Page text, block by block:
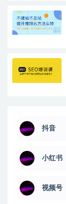
抖音
小红书
视频号